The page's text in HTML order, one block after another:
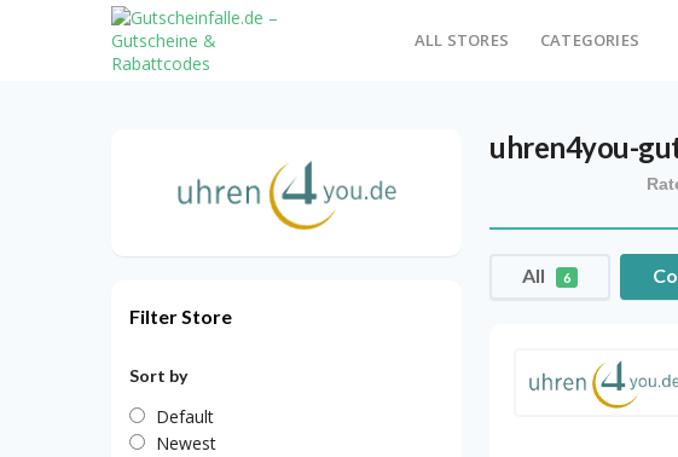
ALL STORES CATEGORIES
uhren4you-
All 6
Filter Store
Sort by
Default
Newest